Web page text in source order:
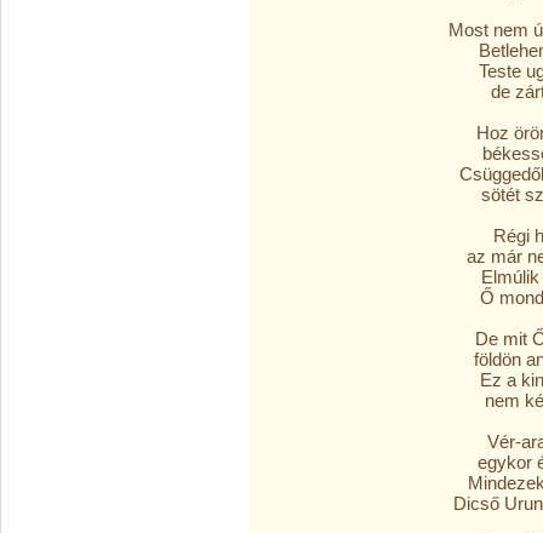
Most nem
Teste
de
Hoz
sötét
Régi
az már
Ő
De mit
földön
Ez a
nem
Vér-
egykor
Dicső